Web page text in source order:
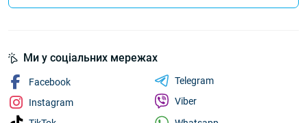
Ми у соціальних мережах
Facebook
Instagram
Telegram
Viber